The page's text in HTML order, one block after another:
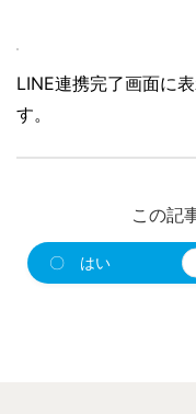
LINE連携完了画面に
す。
この記
〇 はい